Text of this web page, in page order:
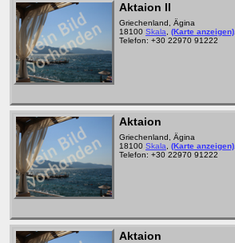
Aktaion II
Griechenland, Ägina
18100 Skala (Karte anzeigen)
Telefon: +30 22970 91222
Aktaion
Griechenland, Ägina
18100 Skala (Karte anzeigen)
Telefon: +30 22970 91222
Aktaion